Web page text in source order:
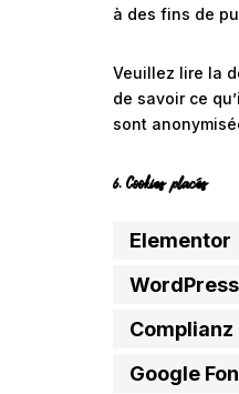
à des fins de
Veuillez lire la
de savoir ce
sont
6. Cookies placés
Elementor
WordPress
Complianz
Google